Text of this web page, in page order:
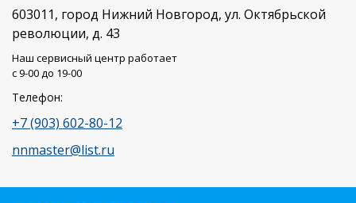
603011, город Нижний Новгород, ул. Октябрьской
революции, д. 43
Наш сервисный центр работает
c 9-00 до 19-00
Телефон:
+7 (903) 602-80-12
nnmaster@list.ru